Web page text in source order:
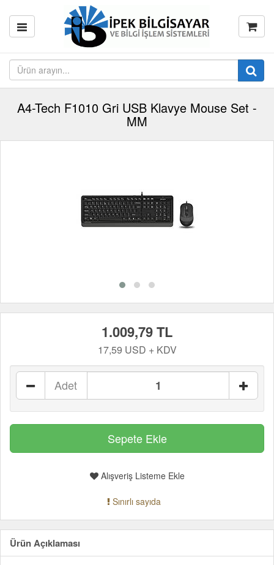
A4-Tech F1010 Gri USB Klavye Mouse Set -
MM
1.009,79 TL
17,59 USD + KDV
Adet
Alışveriş Listeme Ekle
Sınırlı sayıda
Ürün Açıklaması